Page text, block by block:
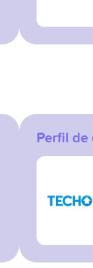
Perfil de